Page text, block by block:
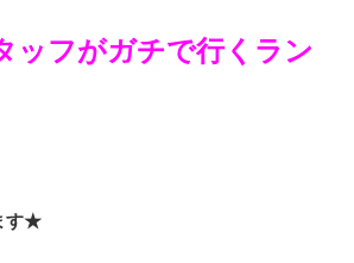
ッフがガチで行くラン
す★